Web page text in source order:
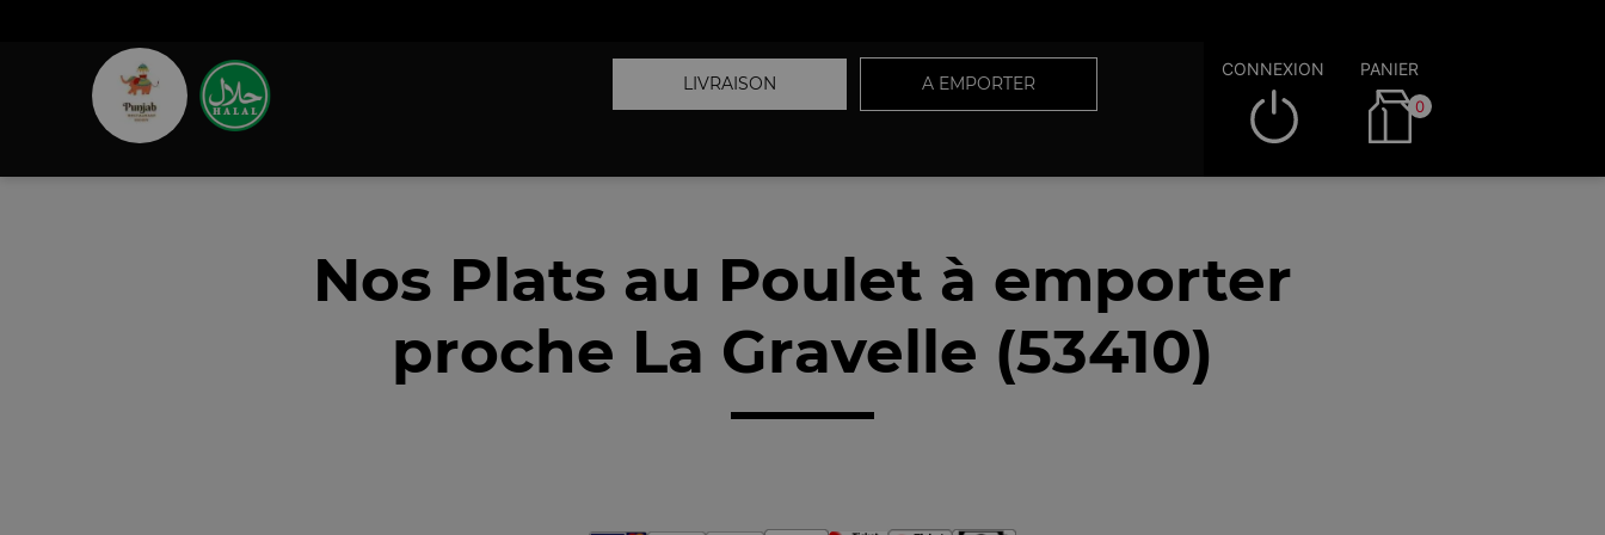
LIVRAISON A EMPORTER
CONNEXION PANIER
0
Nos Plats au Poulet à emporter
proche La Gravelle (53410)